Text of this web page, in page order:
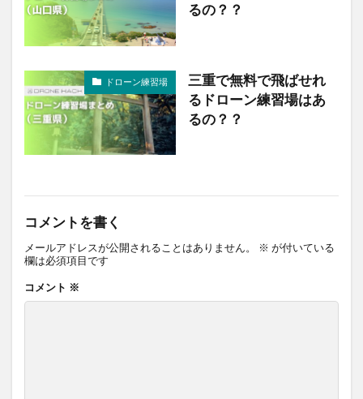
るの？？
ドローン練習場
三重で無料で飛ばせれ
るドローン練習場はあ
るの？？
コメントを書く
メールアドレスが公開されることはありません。 ※ が付いている
欄は必須項目です
コメント ※